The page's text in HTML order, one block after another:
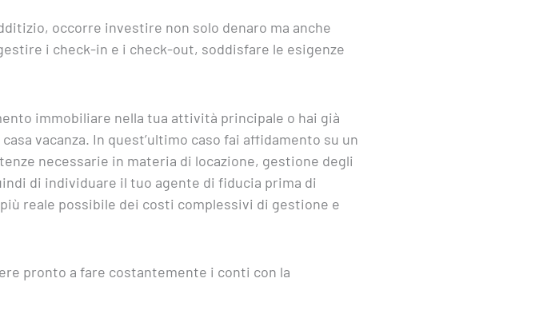
occorre investire non solo denaro ma anche
i check-in e i check-out, soddisfare le esigenze
immobiliare nella tua attività principale o hai già
vacanza. In quest’ultimo caso fai affidamento su un
necessarie in materia di locazione, gestione degli
di individuare il tuo agente di fiducia prima di
reale possibile dei costi complessivi di gestione e
pronto a fare costantemente i conti con la